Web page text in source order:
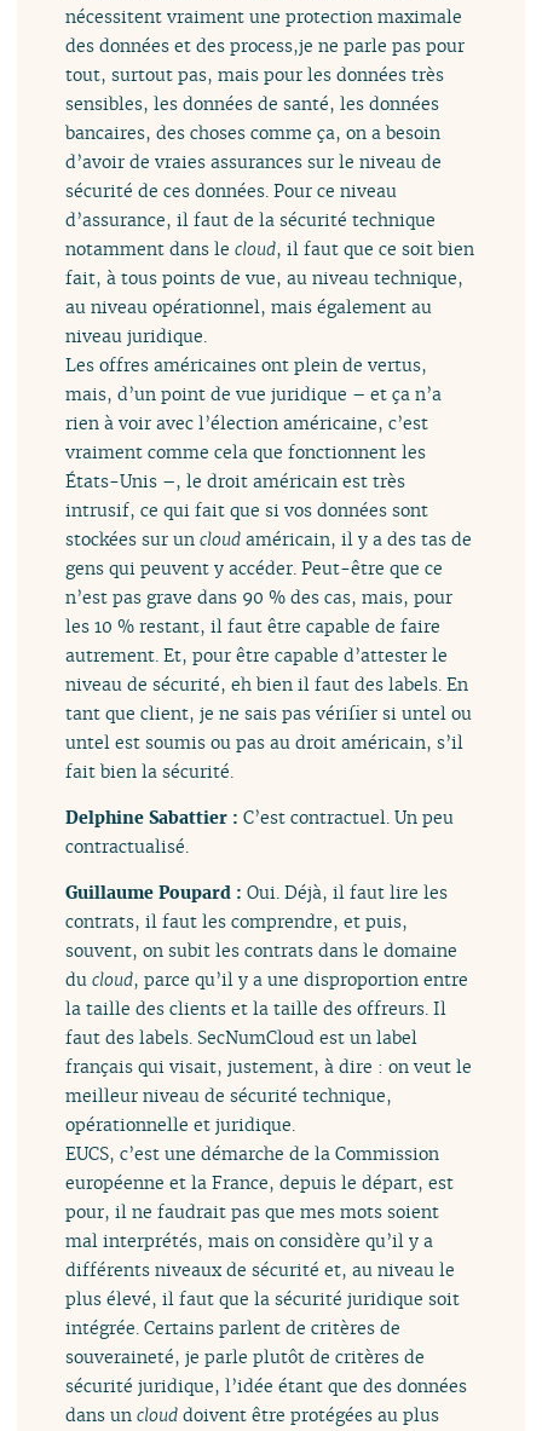
nécessitent vraiment une protection maximale
des données et des process,je ne parle pas pour
tout, surtout pas, mais pour les données très
sensibles, les données de santé, les données
bancaires, des choses comme ça, on a besoin
d’avoir de vraies assurances sur le niveau de
sécurité de ces données. Pour ce niveau
d’assurance, il faut de la sécurité technique
notamment dans lecloud, il faut que ce soit bien
fait, à tous points de vue, au niveau technique,
au niveau opérationnel, mais également au
niveau juridique.
Les offres américaines ont plein de vertus,
mais, d’un point de vue juridique – et ça n’a
rien à voir avec l’élection américaine, c’est
vraiment comme cela que fonctionnent les
États-Unis –, le droit américain est très
intrusif, ce qui fait que si vos données sont
stockées sur uncloud américain, il y a des tas de
gens qui peuvent y accéder. Peut-être que ce
n’est pas grave dans 90 % des cas, mais, pour
les 10 % restant, il faut être capable de faire
autrement. Et, pour être capable d’attester le
niveau de sécurité, eh bien il faut des labels. En
tant que client, je ne sais pas vérifier si untel ou
untel est soumis ou pas au droit américain, s’il
fait bien la sécurité.
Delphine Sabattier :C’est contractuel. Un peu
contractualisé.
Guillaume Poupard :Oui. Déjà, il faut lire les
contrats, il faut les comprendre, et puis,
souvent, on subit les contrats dans le domaine
ducloud, parce qu’il y a une disproportion entre
la taille des clients et la taille des offreurs. Il
faut des labels. SecNumCloud est un label
français qui visait, justement, à dire : on veut le
meilleur niveau de sécurité technique,
opérationnelle et juridique.
EUCS, c’est une démarche de la Commission
européenne et la France, depuis le départ, est
pour, il ne faudrait pas que mes mots soient
mal interprétés, mais on considère qu’il y a
différents niveaux de sécurité et, au niveau le
plus élevé, il faut que la sécurité juridique soit
intégrée. Certains parlent de critères de
souveraineté, je parle plutôt de critères de
sécurité juridique, l’idée étant que des données
dans uncloud doivent être protégées au plus